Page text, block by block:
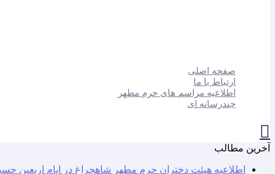
صفحه اصلی
ارتباط با ما
اطلاعیه مراسم های حرم مطهر
چندرسانه ای
آخرین مطالب
اطلاعیه هیئت دختران حرم مطهر شاهچراغ در ایام اربعین